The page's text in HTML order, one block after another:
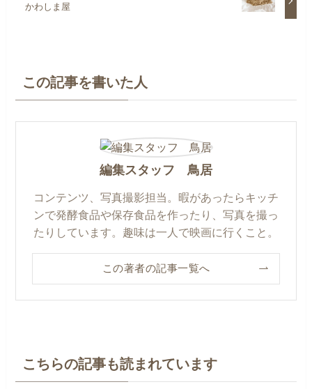
かわしま屋
この記事を書いた人
編集スタッフ 鳥居
コンテンツ、写真撮影担当。暇があったらキッチ
ンで発酵食品や保存食品を作ったり、写真を撮っ
たりしています。趣味は一人で映画に行くこと。
この著者の記事一覧へ
こちらの記事も読まれています